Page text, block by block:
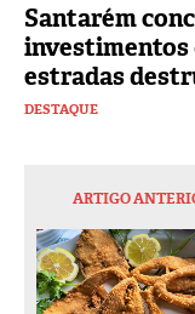
Santarém
investimentos
estradas
DESTAQUE
ARTIGO